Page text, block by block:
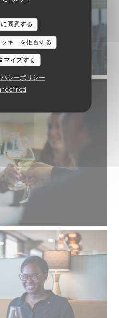
同意する
キーを拒否する
マイズする
シーポリシー
- BISTRO & VIEW